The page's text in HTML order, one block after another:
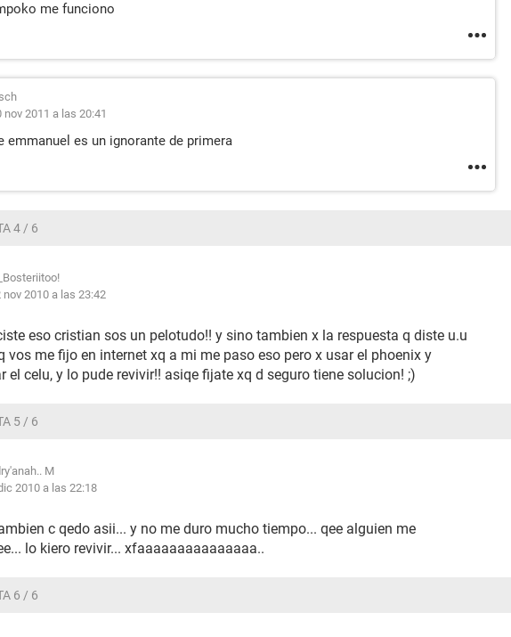
me funciono
nov 2011 a las 20:41
emmanuel es un ignorante de primera
4 / 6
nov 2010 a las 23:42
eso cristian sos un pelotudo!! y sino tambien x la respuesta q diste u.u
vos me fijo en internet xq a mi me paso eso pero x usar el phoenix y
el celu, y lo pude revivir!! asiqe fijate xq d seguro tiene solucion! ;)
5 / 6
M
2010 a las 22:18
c qedo asii... y no me duro mucho tiempo... qee alguien me
lo kiero revivir... xfaaaaaaaaaaaaaaa..
6 / 6